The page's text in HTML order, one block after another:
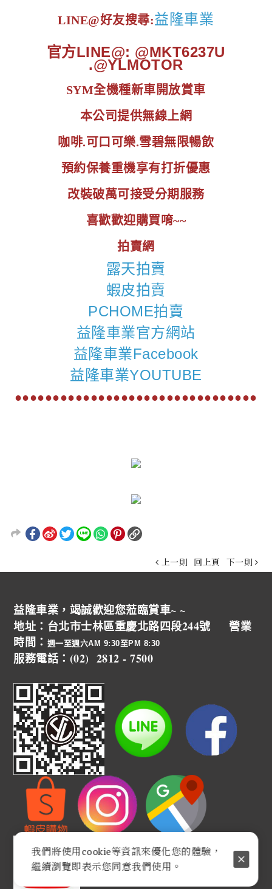
LINE@好友搜尋:益隆車業
官方LINE@: @MKT6237U
.@YLMOTOR
SYM全機種新車開放賞車
本公司提供無線上網
咖啡.可口可樂.雪碧無限暢飲
預約保養重機享有打折優惠
改裝破萬可接受分期服務
喜歡歡迎購買唷~~
拍賣網
露天拍賣
蝦皮拍賣
PCHOME拍賣
益隆車業官方網站
益隆車業Facebook
益隆車業YOUTUBE
●●●●●●●●●●●●●●●●●●●●●●●●●●●●●●●●
上一則 回上頁 下一則
益隆車業，竭誠歡迎您蒞臨賞車~ ~
地址：台北市士林區重慶北路四段244號 營業
時間： 週一至週六AM 9:30至PM 8:30
服務電話：(02) 2812 - 7500
我們將使用cookie等資訊來優化您的體驗，
繼續瀏覽即表示您同意我們使用。